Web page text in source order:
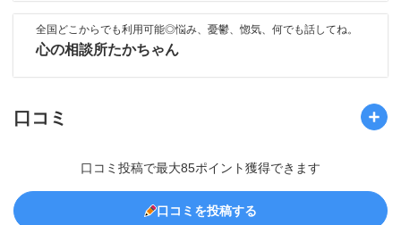
全国どこからでも利用可能◎悩み、憂鬱、惚気、何でも話してね。
心の相談所たかちゃん
口コミ
口コミ投稿で最大85ポイント獲得できます
口コミを投稿する